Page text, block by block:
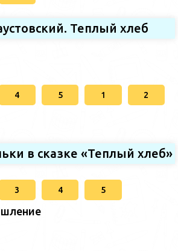
Теплый хлеб
4 5 1 2
в сказке «Теплый хлеб»
3 4 5